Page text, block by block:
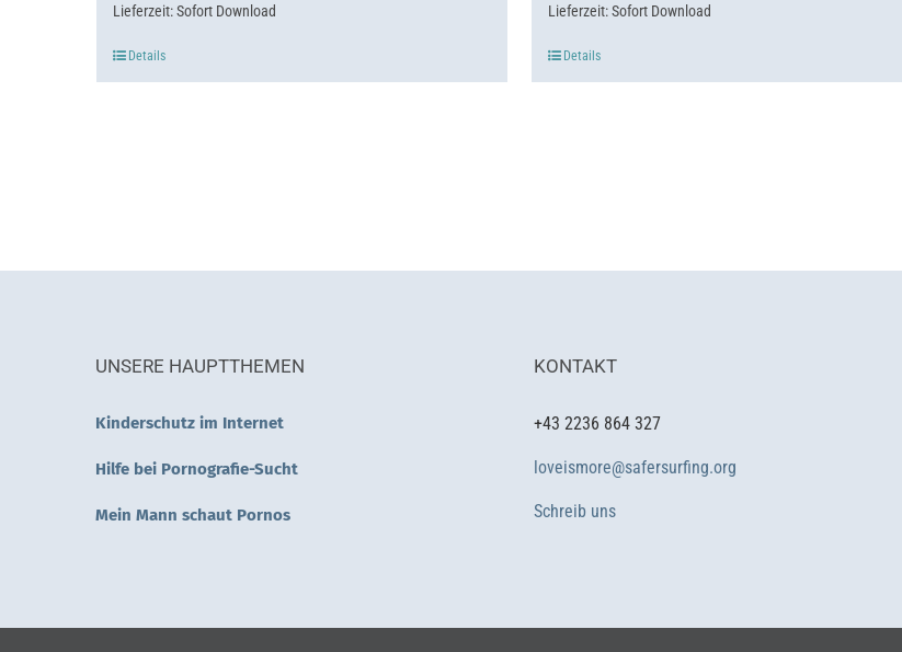
Lieferzeit:Sofort Download
Details
Lieferzeit:Sofort Download
Details
UNSERE HAUPTTHEMEN
Kinderschutz im Internet
Hilfe bei Pornografie-Sucht
Mein Mann schaut Pornos
KONTAKT
+43 2236 864 327
loveismore@safersurfing.org
Schreib uns